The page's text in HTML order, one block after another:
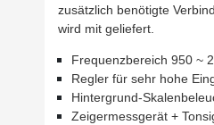
zusätzlich benötigte
wird mit geliefert.
Frequenzbereich 950 ~
Regler für sehr hohe
Hintergrund-
Zeigermessgerät +